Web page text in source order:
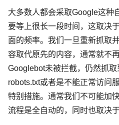
大多数人都会采取Google这种
要等上很长一段时间，这取决
面的频率。我们一旦重新抓取
容取代原先的内容，通常就不
Googlebot未被拦截，仍然抓
robots.txt或者是不能正常访问
特别措施。通常我们不可能加
流程是全自动的，同时也取决